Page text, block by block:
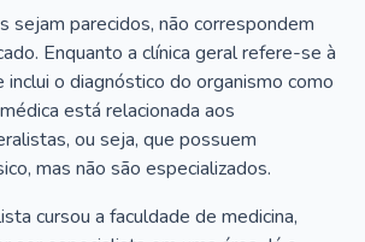
sejam parecidos, não correspondem
Enquanto a clínica geral refere-se à
inclui o diagnóstico do organismo como
está relacionada aos
ou seja, que possuem
mas não são especializados.
cursou a faculdade de medicina,